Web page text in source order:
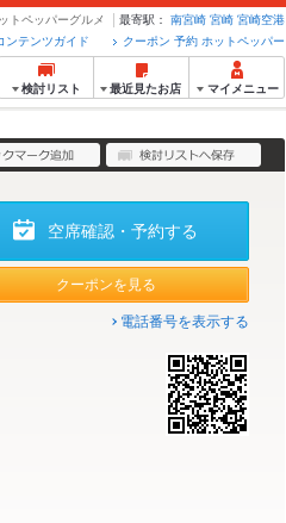
トペッパーグルメ 最寄駅： 南宮崎 宮崎 宮崎空港
クーポン 予約 ホットペッパー
ンテンツガイド
検討リスト 最近見たお店 マイメニュー
空席確認・予約する
クーポンを見る
電話番号を表示する